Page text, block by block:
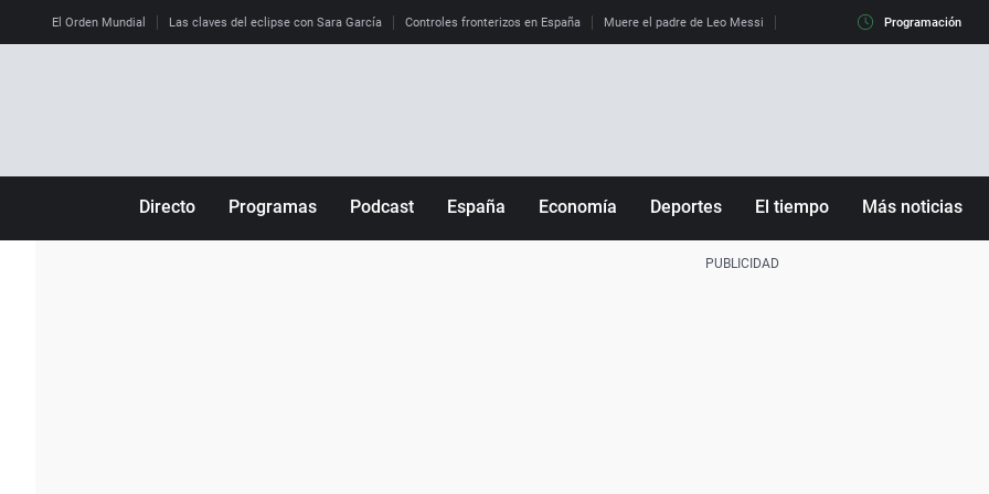
El Orden Mundial Las claves del eclipse con Sara García Controles fronterizos en España Muere el padre de Leo Messi La diferencia entre observar el
Programación
Directo Programas Podcast España Economía Deportes El tiempo Más noticias